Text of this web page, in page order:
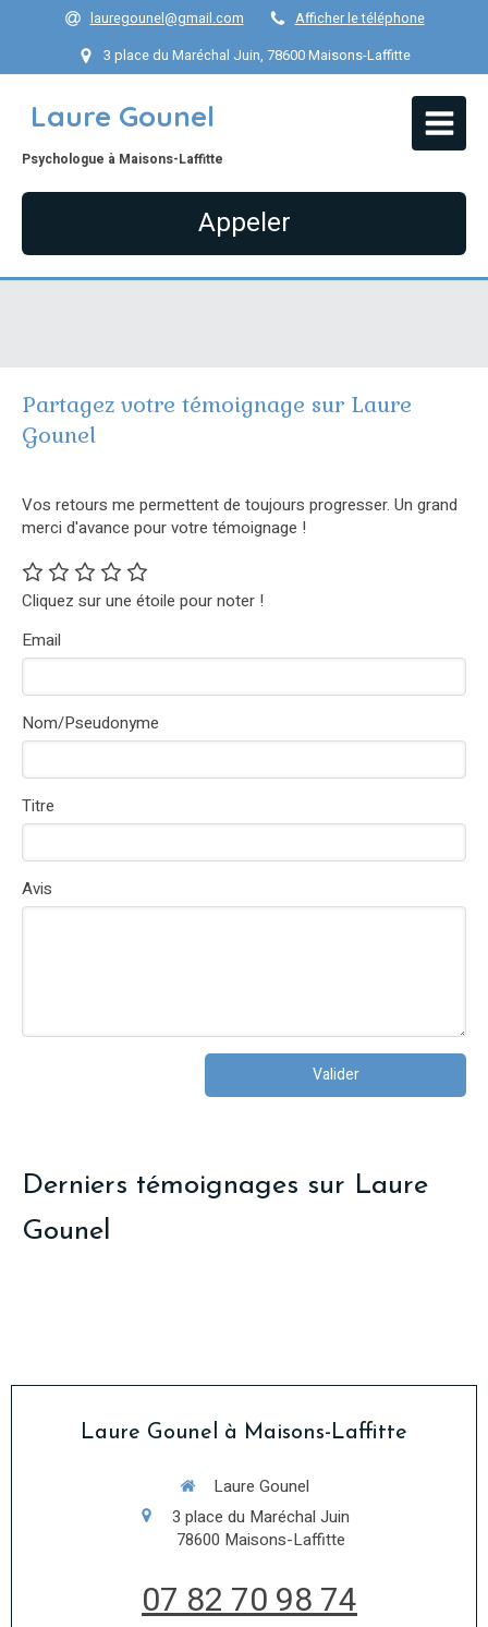
lauregounel@gmail.com
Afficher le téléphone
3 place du Maréchal Juin, 78600 Maisons-Laffitte
Laure Gounel
Psychologue à Maisons-Laffitte
Appeler
Partagez votre témoignage sur Laure
Gounel
Vos retours me permettent de toujours progresser. Un grand
merci d'avance pour votre témoignage !
Cliquez sur une étoile pour noter !
Email
Nom/Pseudonyme
Titre
Avis
Valider
Derniers témoignages sur Laure
Gounel
Laure Gounel à Maisons-Laffitte
Laure Gounel
3 place du Maréchal Juin
78600 Maisons-Laffitte
07 82 70 98 74